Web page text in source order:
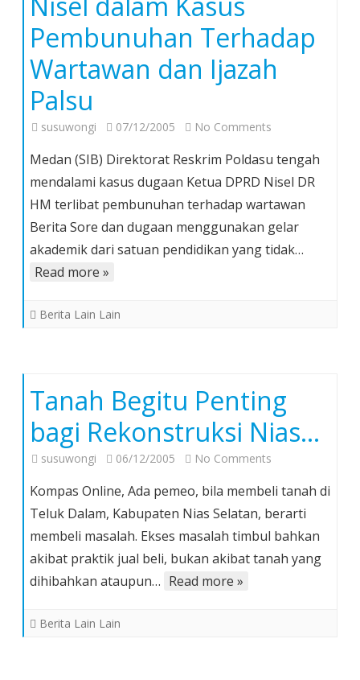
Pembunuhan Terhadap
Wartawan dan Ijazah
Palsu
susuwongi 07/12/2005 No Comments
Dalami
Keterlibatan
Ketua
DPRD
Nisel
Palsu
Medan (SIB) Direktorat Reskrim Poldasu tengah
mendalami kasus dugaan Ketua DPRD Nisel DR
HM terlibat pembunuhan terhadap wartawan
Berita Sore dan dugaan menggunakan gelar
akademik dari satuan pendidikan yang tidak…
Read more »
Berita Lain Lain
Tanah Begitu Penting
bagi Rekonstruksi Nias…
susuwongi 06/12/2005 No Comments
Begitu
Penting
bagi
Rekonstruksi
Kompas Online, Ada pemeo, bila membeli tanah di
Teluk Dalam, Kabupaten Nias Selatan, berarti
membeli masalah. Ekses masalah timbul bahkan
akibat praktik jual beli, bukan akibat tanah yang
dihibahkan ataupun… Read more »
Berita Lain Lain